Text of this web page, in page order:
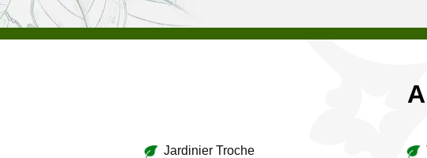
Jardinier Troche